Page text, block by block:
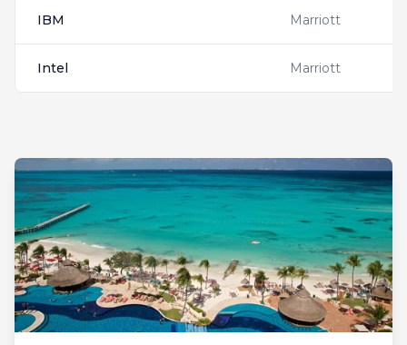
IBM Marriott
Intel Marriott